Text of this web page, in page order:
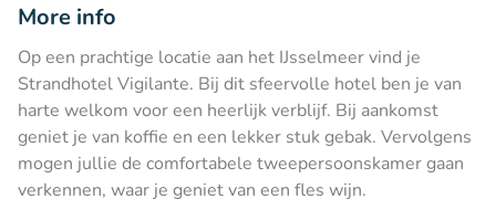
More info
Op een prachtige locatie aan het IJsselmeer vind je
Strandhotel Vigilante. Bij dit sfeervolle hotel ben je van
harte welkom voor een heerlijk verblijf. Bij aankomst
geniet je van koffie en een lekker stuk gebak. Vervolgens
mogen jullie de comfortabele tweepersoonskamer gaan
verkennen, waar je geniet van een fles wijn.